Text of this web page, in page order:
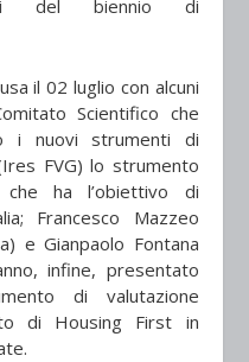
del biennio di
il 02 luglio con alcuni
Scientifico che
i nuovi strumenti di
FVG) lo strumento
che ha l’obiettivo di
Francesco Mazzeo
e Gianpaolo Fontana
infine, presentato
di valutazione
di Housing First in